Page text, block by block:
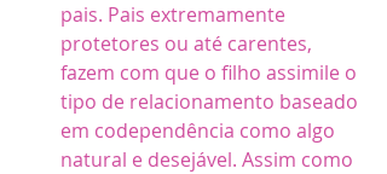
pais. Pais extremamente
protetores ou até carentes,
fazem com que o filho assimile o
tipo de relacionamento baseado
em codependência como algo
natural e desejável. Assim como